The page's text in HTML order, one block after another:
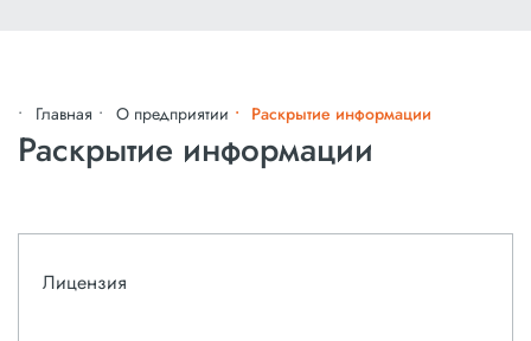
Главная О предприятии Раскрытие информации
Раскрытие информации
Лицензия